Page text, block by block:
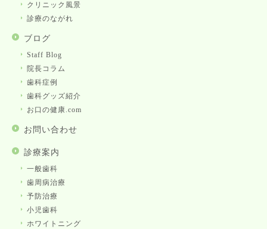
クリニック風景
診療のながれ
ブログ
Staff Blog
院長コラム
歯科症例
歯科グッズ紹介
お口の健康.com
お問い合わせ
診療案内
一般歯科
歯周病治療
予防治療
小児歯科
ホワイトニング